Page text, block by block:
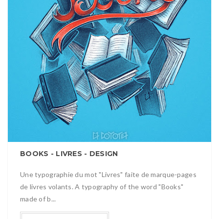
BOOKS - LIVRES - DESIGN
Une typographie du mot "Livres" faite de marque-pages
de livres volants. A typography of the word "Books"
made of b...